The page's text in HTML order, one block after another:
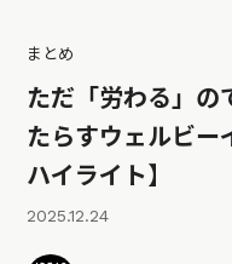
まとめ
ただ「労わる」の
たらすウェルビー
ハイライト】
2025.12.24